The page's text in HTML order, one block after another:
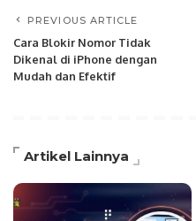
PREVIOUS ARTICLE
Cara Blokir Nomor Tidak
Dikenal di iPhone dengan
Mudah dan Efektif
Artikel Lainnya